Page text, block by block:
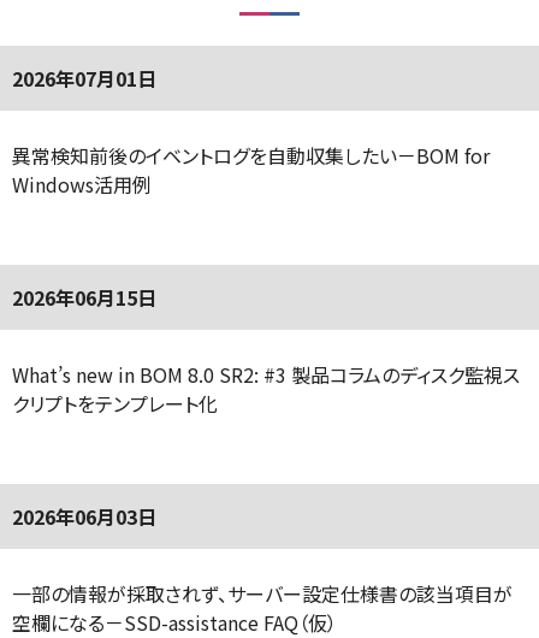
2026年07月01日
異常検知前後のイベントログを自動収集したい－BOM for
Windows活用例
2026年06月15日
What’s new in BOM 8.0 SR2: #3 製品コラムのディスク監視ス
クリプトをテンプレート化
2026年06月03日
一部の情報が採取されず、サーバー設定仕様書の該当項目が
空欄になる－SSD-assistance FAQ（仮）